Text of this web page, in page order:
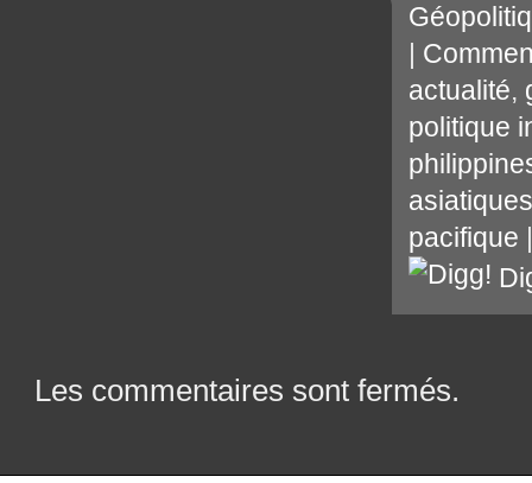
actualité,
politique
asiatiques
pacifique
Les commentaires sont fermés.